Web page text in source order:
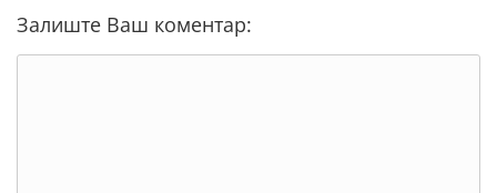
Залиште Ваш коментар: